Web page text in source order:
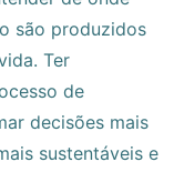
são produzidos
Ter
de
decisões mais
sustentáveis e